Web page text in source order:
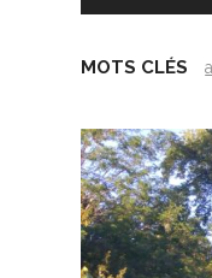
MOTS CLÉS